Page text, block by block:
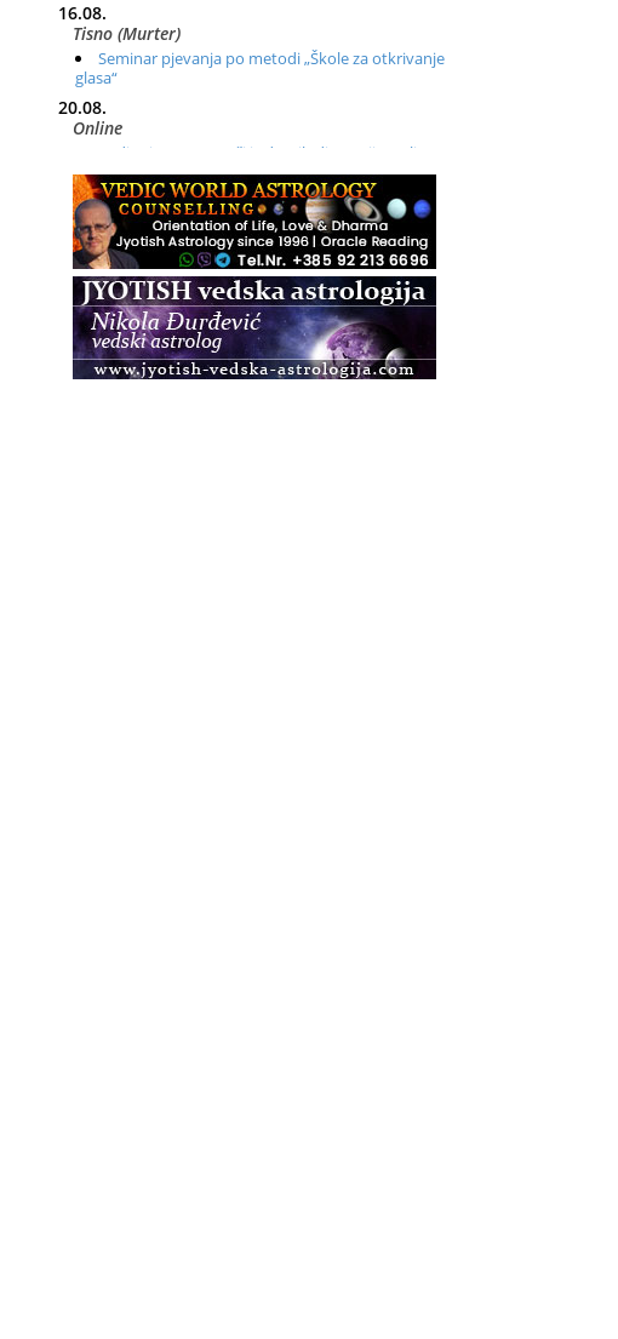
16.08.
Tisno (Murter)
Seminar pjevanja po metodi „Škole za otkrivanje
glasa“
20.08.
Online
Radionica: Pomagači iz drugih dimenzija Online –
otvoreno za sve
21.08.
Zagreb+Online
Osnovni ThetaHealing® tečaj, Zagreb i Online
22.08.
Zagreb
Osnovna radionica za izscjeljivanje pranom (Basic
Pranic Healing course)
Pula